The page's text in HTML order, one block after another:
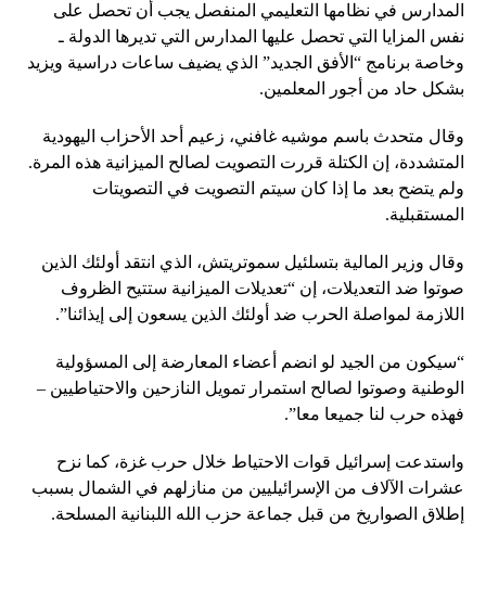
المدارس في نظامها التعليمي المنفصل يجب أن تحصل على
نفس المزايا التي تحصل عليها المدارس التي تديرها الدولة ـ
وخاصة برنامج “الأفق الجديد” الذي يضيف ساعات دراسية ويزيد
بشكل حاد من أجور المعلمين.
وقال متحدث باسم موشيه غافني، زعيم أحد الأحزاب اليهودية
المتشددة، إن الكتلة قررت التصويت لصالح الميزانية هذه المرة.
ولم يتضح بعد ما إذا كان سيتم التصويت في التصويتات
المستقبلية.
وقال وزير المالية بتسلئيل سموتريتش، الذي انتقد أولئك الذين
صوتوا ضد التعديلات، إن “تعديلات الميزانية ستتيح الظروف
اللازمة لمواصلة الحرب ضد أولئك الذين يسعون إلى إيذائنا”.
“سيكون من الجيد لو انضم أعضاء المعارضة إلى المسؤولية
الوطنية وصوتوا لصالح استمرار تمويل النازحين والاحتياطيين –
فهذه حرب لنا جميعا معا”.
واستدعت إسرائيل قوات الاحتياط خلال حرب غزة، كما نزح
عشرات الآلاف من الإسرائيليين من منازلهم في الشمال بسبب
إطلاق الصواريخ من قبل جماعة حزب الله اللبنانية المسلحة.